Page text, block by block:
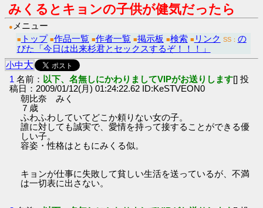
みくるとキョンの子供が健気だったら
● メニュー
■ トップ ■作品一覧 ■作者一覧 ■掲示板 ■検索 ■ リンク SS： の
びた「今日は出来杉君とセックスするぞ！！！」
小中大
1 名前： 以下、名無しにかわりましてVIPがお送りします[] 投
稿日：2009/01/12(月) 01:24:22.62 ID:KeSTVEON0
朝比奈 みく
７歳
ふわふわしていてどこか頼りない女の子。
誰に対しても誠実で、愛情を持って接することができる優
しい子。
容姿・性格はともにみくる似。
キョンが仕事に失敗して貧しい生活を送っているが、不満
は一切表に出さない。